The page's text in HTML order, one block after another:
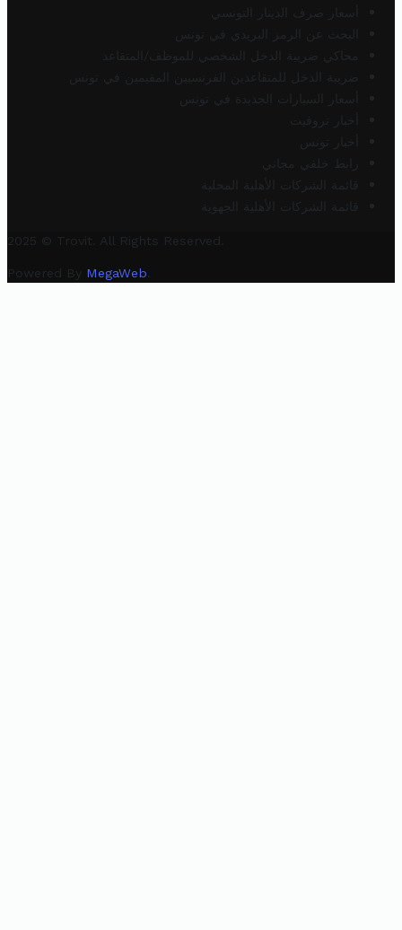
أسعار صرف الدينار التونسي
البحث عن الرمز البريدي في تونس
محاكي ضريبة الدخل الشخصي للموظف/المتقاعد
ضريبة الدخل للمتقاعدين الفرنسيين المقيمين في تونس
أسعار السيارات الجديدة في تونس
أخبار تروفيت
أخبار تونس
رابط خلفي مجاني
قائمة الشركات الأهلية المحلية
قائمة الشركات الأهلية الجهوية
2025 © Trovit. All Rights Reserved.
Powered By MegaWeb